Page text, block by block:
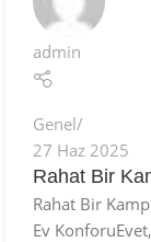
admin
Genel
27 Haz 2025
Rahat Bir
Rahat Bir
Ev